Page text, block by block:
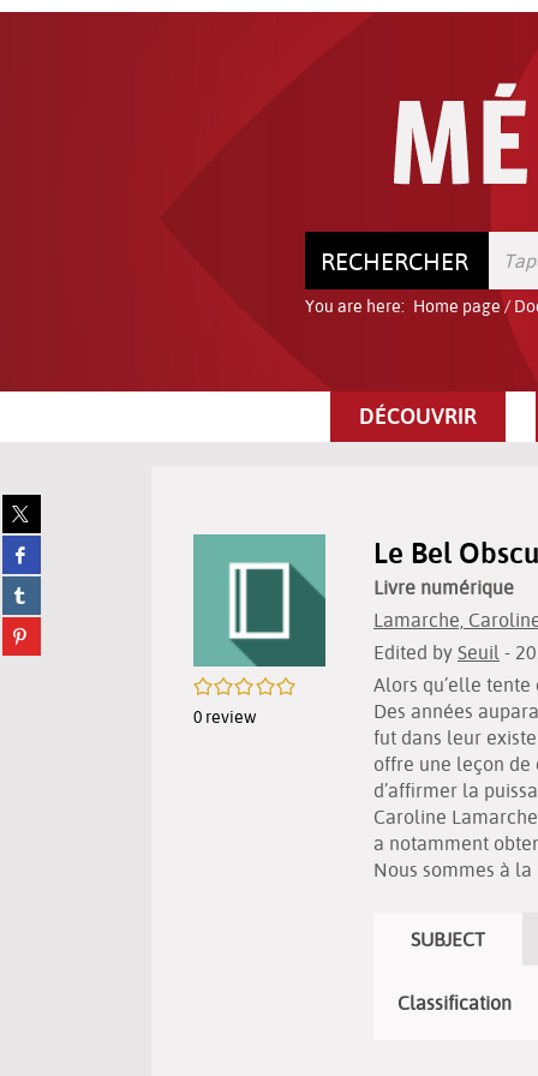
RECHERCHER
You are here: Home page /
DÉCOUVRIR
Share
on
twitter
(New
window)
Share
on
facebook
(New
window)
Share
on
tumblr
(New
Share
on
/5
0 review
Le Bel
Livre numérique
Lamarche,
Edited by Seuil -
Alors qu’elle
Des années
fut dans leur
offre une leçon de
d’affirmer la
Caroline
a notamment
Nous sommes à
SUBJECT
Classification